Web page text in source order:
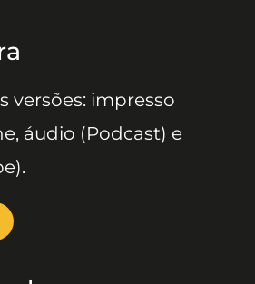
versões: impresso
áudio (Podcast) e